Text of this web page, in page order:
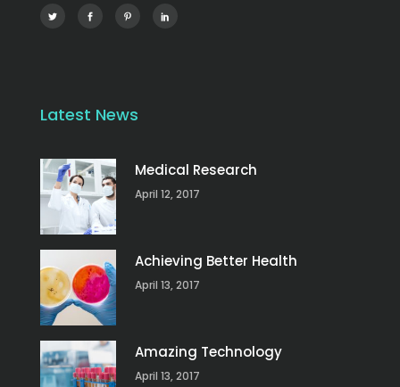
Latest News
Medical Research
April 12, 2017
Achieving Better Health
April 13, 2017
Amazing Technology
April 13, 2017